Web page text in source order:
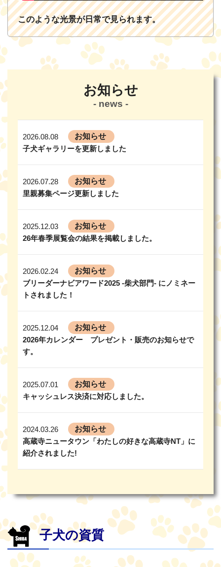
このような光景が日常で見られます。
お知らせ
- news -
2026.08.08 お知らせ
子犬ギャラリーを更新しました
2026.07.28 お知らせ
里親募集ページ更新しました
2025.12.03 お知らせ
26年春季展覧会の結果を掲載しました。
2026.02.24 お知らせ
ブリーダーナビアワード2025 -柴犬部門- にノミネー
トされました！
2025.12.04 お知らせ
2026年カレンダー プレゼント・販売のお知らせで
す。
2025.07.01 お知らせ
キャッシュレス決済に対応しました。
2024.03.26 お知らせ
高蔵寺ニュータウン「わたしの好きな高蔵寺NT」に
紹介されました!
子犬の資質